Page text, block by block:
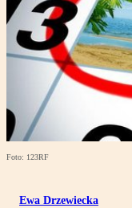
Foto: 123RF
Ewa Drzewiecka